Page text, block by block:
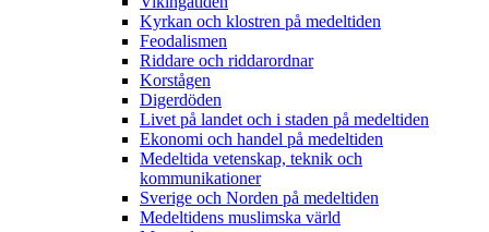
Kyrkan och klostren på medeltiden
Feodalismen
Riddare och riddarordnar
Korstågen
Digerdöden
Livet på landet och i staden på medeltiden
Ekonomi och handel på medeltiden
Medeltida vetenskap, teknik och
kommunikationer
Sverige och Norden på medeltiden
Medeltidens muslimska värld